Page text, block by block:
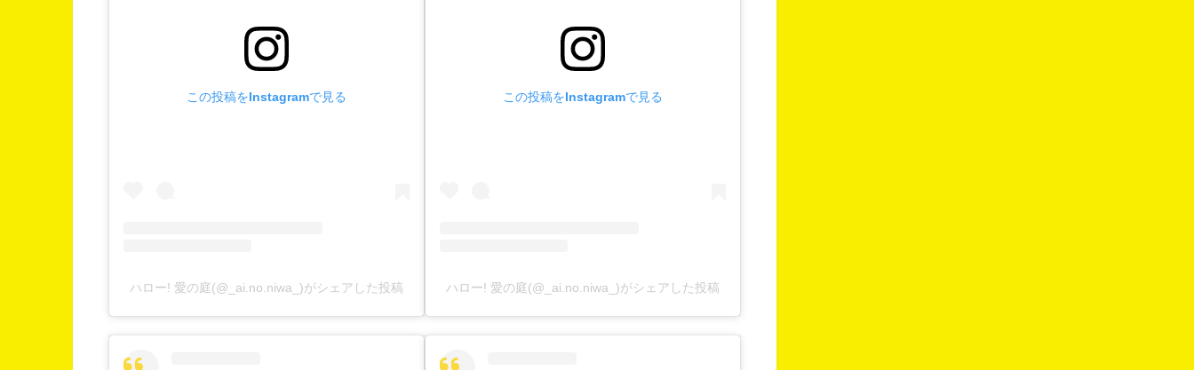
この投稿をInstagramで見る
ハロー! 愛の庭(@_ai.no.niwa_)がシェアした投稿
この投稿をInstagramで見る
ハロー! 愛の庭(@_ai.no.niwa_)がシェアした投稿